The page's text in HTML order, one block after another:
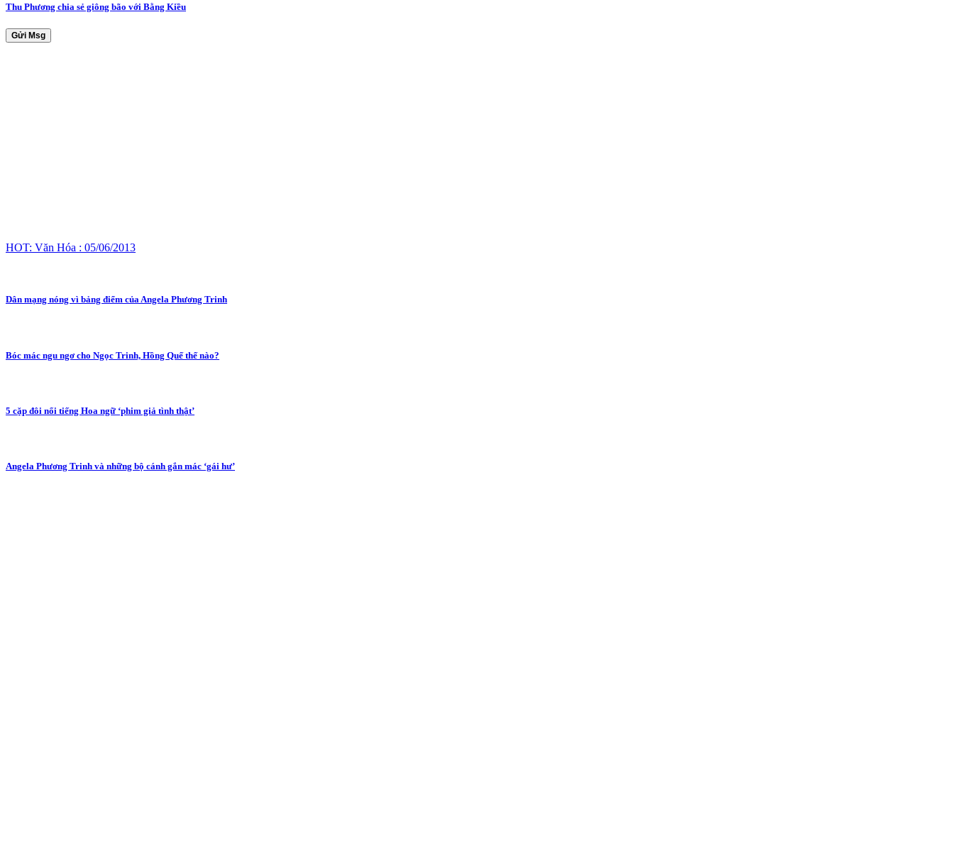
Thu Phương chia sẻ giông bão với Bằng Kiều
Gửi Msg
HOT: Văn Hóa : 05/06/2013
Dân mạng nóng vì bảng điểm của Angela Phương Trinh
Bóc mác ngu ngơ cho Ngọc Trinh, Hồng Quế thế nào?
5 cặp đôi nổi tiếng Hoa ngữ ‘phim giả tình thật’
Angela Phương Trinh và những bộ cánh gắn mác ‘gái hư’